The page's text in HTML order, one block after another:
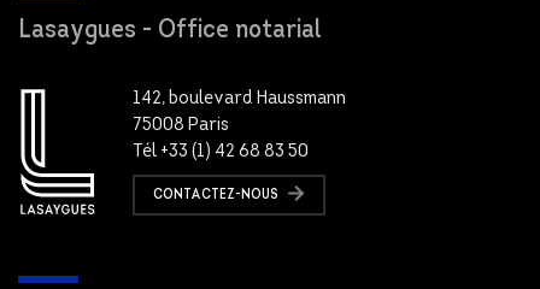
Lasaygues - Office notarial
142, boulevard Haussmann
75008 Paris
Tél +33 (1) 42 68 83 50
CONTACTEZ-NOUS